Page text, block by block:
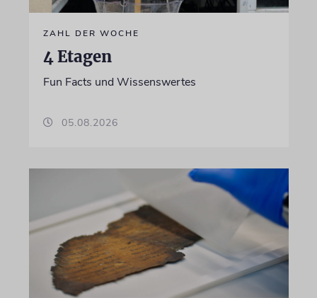
ZAHL DER WOCHE
4 Etagen
Fun Facts und Wissenswertes
05.08.2026